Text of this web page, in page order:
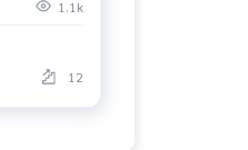
นจตุจักร|1.1k
12